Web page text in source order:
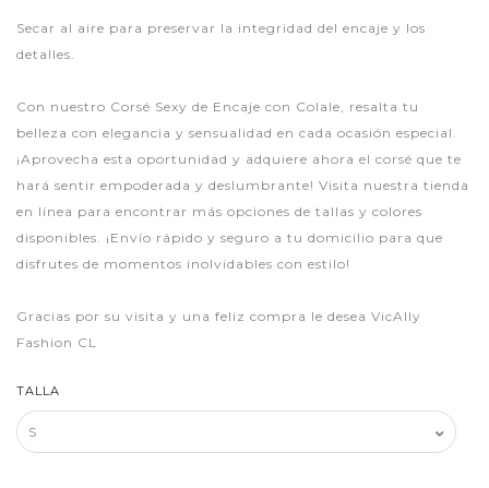
Secar al aire para preservar la integridad del encaje y los
detalles.
Con nuestro Corsé Sexy de Encaje con Colale, resalta tu
belleza con elegancia y sensualidad en cada ocasión especial.
¡Aprovecha esta oportunidad y adquiere ahora el corsé que te
hará sentir empoderada y deslumbrante! Visita nuestra tienda
en línea para encontrar más opciones de tallas y colores
disponibles. ¡Envío rápido y seguro a tu domicilio para que
disfrutes de momentos inolvidables con estilo!
Gracias por su visita y una feliz compra le desea VicAlly
Fashion CL
TALLA